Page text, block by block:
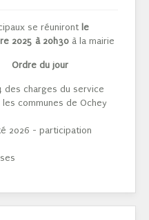
se réuniront le
2025 à 20h30 à la mairie
jour
des charges du service
communes de Ochey
2026 - participation